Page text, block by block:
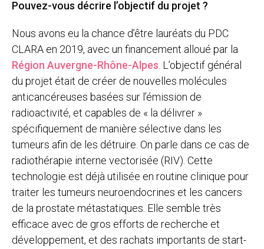
Pouvez-vous décrire l’objectif du projet ?
Nous avons eu la chance d’être lauréats du PDC
CLARA en 2019, avec un financement alloué par la
Région Auvergne-Rhône-Alpes . L’objectif général
du projet était de créer de nouvelles molécules
anticancéreuses basées sur l’émission de
radioactivité, et capables de « la délivrer »
spécifiquement de manière sélective dans les
tumeurs afin de les détruire. On parle dans ce cas de
radiothérapie interne vectorisée (RIV). Cette
technologie est déjà utilisée en routine clinique pour
traiter les tumeurs neuroendocrines et les cancers
de la prostate métastatiques. Elle semble très
efficace avec de gros efforts de recherche et
développement, et des rachats importants de start-